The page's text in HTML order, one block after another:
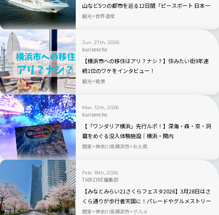
山など5つの都市を巡る12日間「ピースボート 日本一
周クルーズ 2027年夏」
観光 世界遺産
Jun. 27th, 2026
kurisencho
【横浜市への移住はアリ？ナシ？】住みたい街9年連
続1位のワケをインタビュー！
観光 絶景
Mar. 12th, 2026
kurisencho
【「ワンダリア横浜」先行ルポ！】深海・森・空・洞
窟をめぐる没入体験施設｜横浜・関内
関東 神奈川県横浜市 お土産
Feb. 18th, 2026
TABIZINE編集部
【みなとみらい21さくらフェスタ2026】3月28日はさ
くら通りが歩行者天国に！パレードやグルメストリー
トなどのイベントも
関東 神奈川県横浜市 グルメ